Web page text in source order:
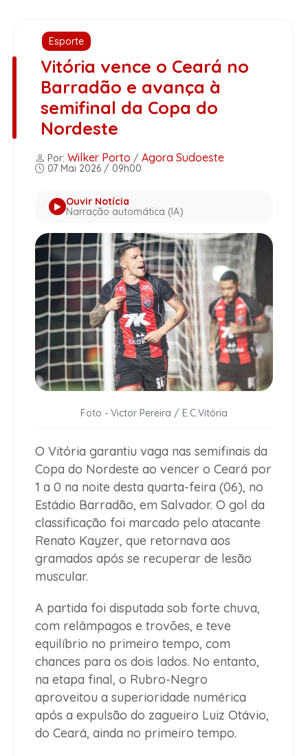
Esporte
Vitória vence o Ceará no
Barradão e avança à
semifinal da Copa do
Nordeste
Por: Wilker Porto / Agora Sudoeste
07 Mai 2026 / 09h00
Ouvir Notícia
Narração automática (IA)
Foto - Victor Pereira / E.C.Vitória
O Vitória garantiu vaga nas semifinais da
Copa do Nordeste ao vencer o Ceará por
1 a 0 na noite desta quarta-feira (06), no
Estádio Barradão, em Salvador. O gol da
classificação foi marcado pelo atacante
Renato Kayzer, que retornava aos
gramados após se recuperar de lesão
muscular.
A partida foi disputada sob forte chuva,
com relâmpagos e trovões, e teve
equilíbrio no primeiro tempo, com
chances para os dois lados. No entanto,
na etapa final, o Rubro-Negro
aproveitou a superioridade numérica
após a expulsão do zagueiro Luiz Otávio,
do Ceará, ainda no primeiro tempo.